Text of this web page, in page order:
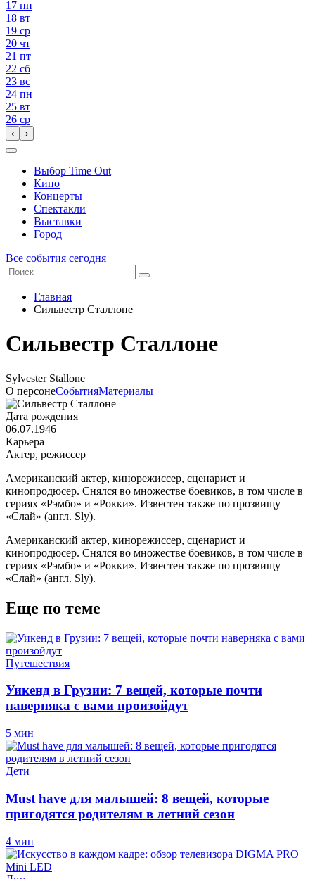
17 пн
18 вт
19 ср
20 чт
21 пт
22 сб
23 вс
24 пн
25 вт
26 ср
‹ ›
Выбор Time Out
Кино
Концерты
Спектакли
Выставки
Город
Все события сегодня
Главная
Сильвестр Сталлоне
Сильвестр Сталлоне
Sylvester Stallone
О персонеСобытияМатериалы
Дата рождения
06.07.1946
Карьера
Актер, режиссер
Американский актер, кинорежиссер, сценарист и
кинопродюсер. Снялся во множестве боевиков, в том числе в
сериях «Рэмбо» и «Рокки». Известен также по прозвищу
«Слай» (англ. Sly).
Американский актер, кинорежиссер, сценарист и
кинопродюсер. Снялся во множестве боевиков, в том числе в
сериях «Рэмбо» и «Рокки». Известен также по прозвищу
«Слай» (англ. Sly).
Еще по теме
Путешествия
Уикенд в Грузии: 7 вещей, которые почти
наверняка с вами произойдут
5 мин
Дети
Must have для малышей: 8 вещей, которые
пригодятся родителям в летний сезон
4 мин